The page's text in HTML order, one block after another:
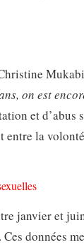
on est
et d’abus
entre la
janvier et
données